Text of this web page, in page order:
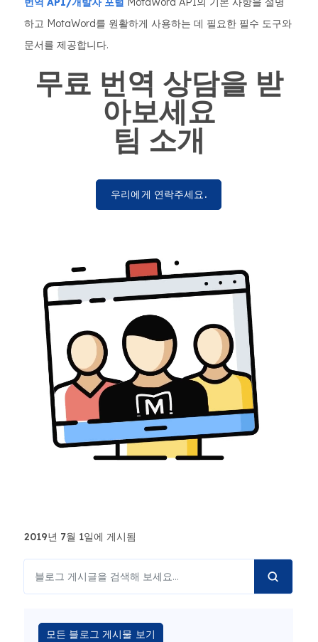
하고 MotaWord를 원활하게 사용하는 데 필요한 필수 도구와
문서를 제공합니다.
무료 번역 상담을 받
아보세요
팀 소개
우리에게 연락주세요.
2019년 7월 1일에 게시됨
모든 블로그 게시물 보기